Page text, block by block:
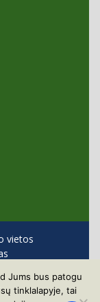
vietos
Jums bus patogu
tinklalapyje, tai